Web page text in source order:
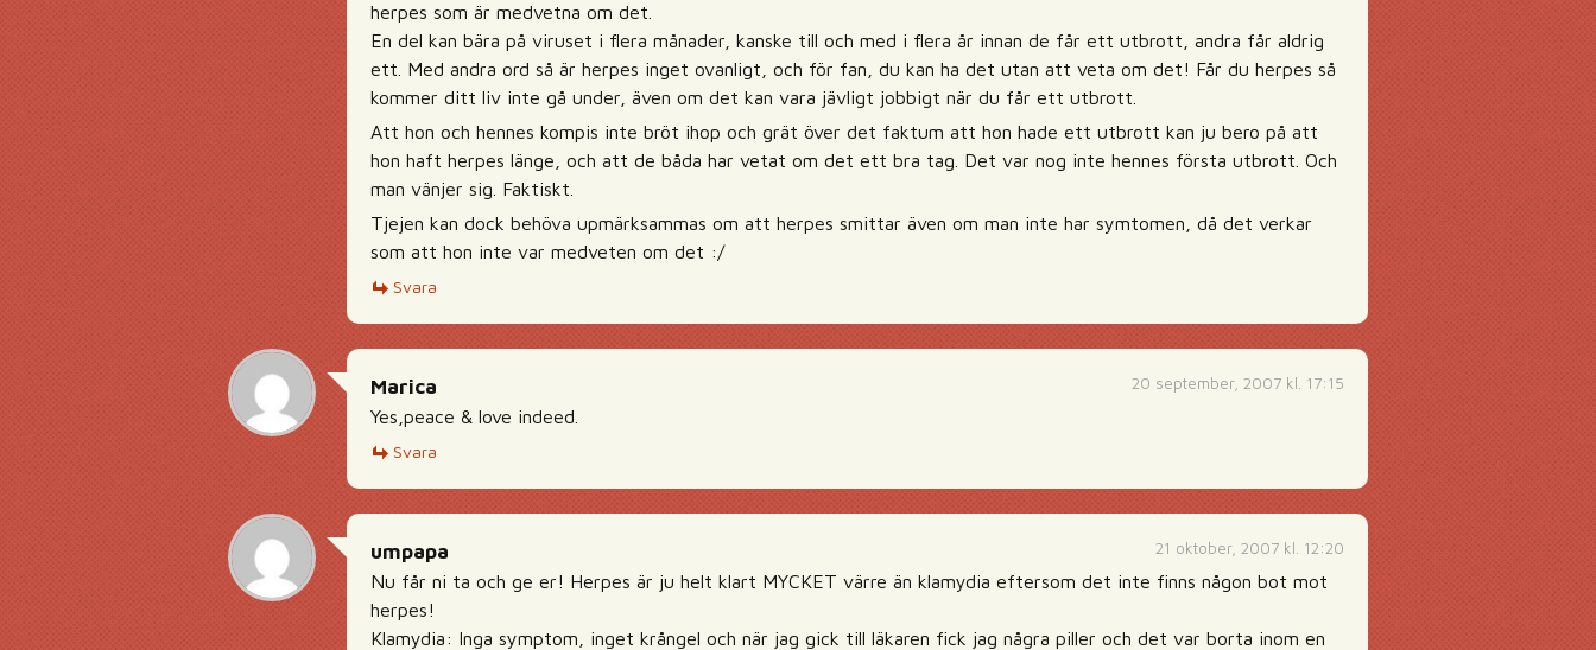
herpes som är medvetna om det.
En del kan bära på viruset i flera månader, kanske till och med i flera år innan de får ett utbrott, andra får aldrig
ett. Med andra ord så är herpes inget ovanligt, och för fan, du kan ha det utan att veta om det! Får du herpes så
kommer ditt liv inte gå under, även om det kan vara jävligt jobbigt när du får ett utbrott.
Att hon och hennes kompis inte bröt ihop och grät över det faktum att hon hade ett utbrott kan ju bero på att
hon haft herpes länge, och att de båda har vetat om det ett bra tag. Det var nog inte hennes första utbrott. Och
man vänjer sig. Faktiskt.
Tjejen kan dock behöva upmärksammas om att herpes smittar även om man inte har symtomen, då det verkar
som att hon inte var medveten om det :/
Svara
20 september, 2007 kl. 17:15
Marica
Yes,peace & love indeed.
Svara
21 oktober, 2007 kl. 12:20
umpapa
Nu får ni ta och ge er! Herpes är ju helt klart MYCKET värre än klamydia eftersom det inte finns någon bot mot
herpes!
Klamydia: Inga symptom, inget krångel och när jag gick till läkaren fick jag några piller och det var borta inom en